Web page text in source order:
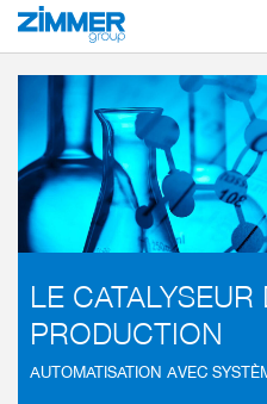
Démarrage Secteurs
LE CATALYSEUR
PRODUCTION
AUTOMATISATION AVEC